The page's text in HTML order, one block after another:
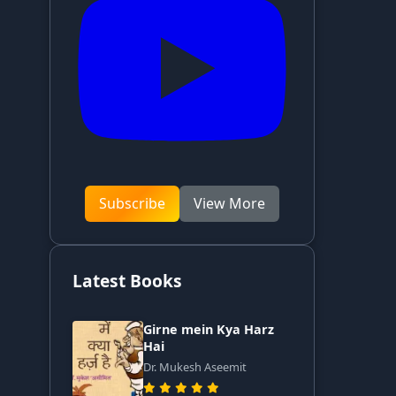
Subscribe View More
Latest Books
Girne mein Kya Harz
Hai
Dr. Mukesh Aseemit